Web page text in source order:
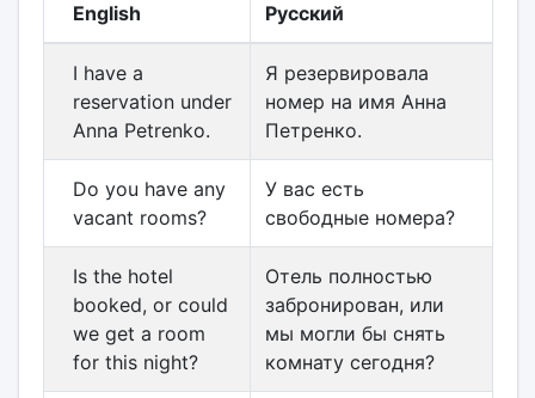
English Русский
I have a
reservation under
Anna Petrenko.
Я резервировала
номер на имя Анна
Петренко.
Do you have any
vacant rooms?
У вас есть
свободные номера?
Is the hotel
booked, or could
we get a room
for this night?
Отель полностью
забронирован, или
мы могли бы снять
комнату сегодня?